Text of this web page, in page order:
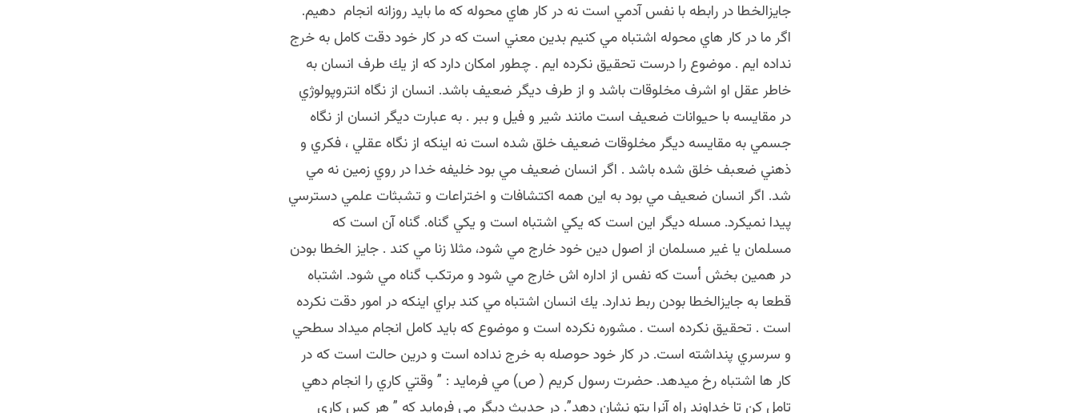
جايزالخطا در رابطه با نفس آدمي است نه در كار هاي محوله كه ما بايد روزانه انجام دهيم.
اگر ما در كار هاي محوله اشتباه مي كنيم بدين معني است كه در كار خود دقت كامل به خرج
نداده ايم . موضوع را درست تحقيق نكرده ايم . چطور امكان دارد كه از يك طرف انسان به
خاطر عقل او اشرف مخلوقات باشد و از طرف ديگر ضعيف باشد. انسان از نگاه انتروپولوژي
در مقايسه با حيوانات ضعيف است مانند شير و فيل و ببر . به عبارت ديگر انسان از نگاه
جسمي به مقايسه ديگر مخلوقات ضعيف خلق شده است نه اينكه از نگاه عقلي ، فكري و
ذهني ضعبف خلق شده باشد . اگر انسان ضعيف مي بود خليفه خدا در روي زمين نه مي
شد. اگر انسان ضعيف مي بود به اين همه اكتشافات و اختراعات و تشبثات علمي دسترسي
پيدا نميكرد. مسله ديگر اين است كه يكي اشتباه است و يكي گناه. گناه آن است كه
مسلمان يا غير مسلمان از اصول دين خود خارج مي شود، مثلا زنا مي كند . جايز الخطا بودن
در همين بخش أست كه نفس از اداره اش خارج مي شود و مرتكب گناه مي شود. اشتباه
قطعا به جايزالخطا بودن ربط ندارد. يك انسان اشتباه مي كند براي اينكه در امور دقت نكرده
است . تحقيق نكرده است . مشوره نكرده است و موضوع كه بايد كامل انجام ميداد سطحي
و سرسري پنداشته است. در كار خود حوصله به خرج نداده است و درين حالت است كه در
كار ها اشتباه رخ ميدهد. حضرت رسول كريم ( ص) مي فرمايد : ” وقتي كاري را انجام دهي
تامل كن تا خداوند راه آنرا بتو نشان دهد”. در حديث ديگر مي فرمايد كه ” هر كس كاري